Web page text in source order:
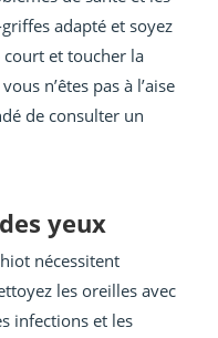
adapté et soyez
et toucher la
n’êtes pas à l’aise
de consulter un
yeux
nécessitent
les oreilles avec
infections et les